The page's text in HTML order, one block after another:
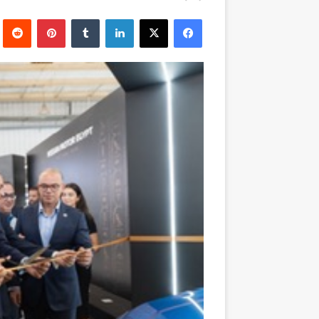
إلكترونيا
فيسبوك ‫X لينكدإن بينتيريست